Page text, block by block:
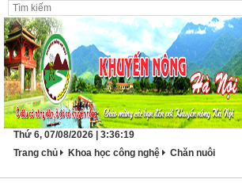
Thứ 6, 07/08/2026 | 3:36:19
Trang chủ
Khoa học công nghệ Chăn nuôi